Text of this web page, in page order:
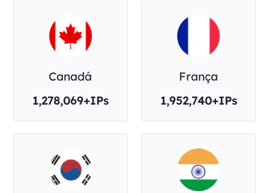
Canadá
1,278,069+IPs
França
1,952,740+IPs